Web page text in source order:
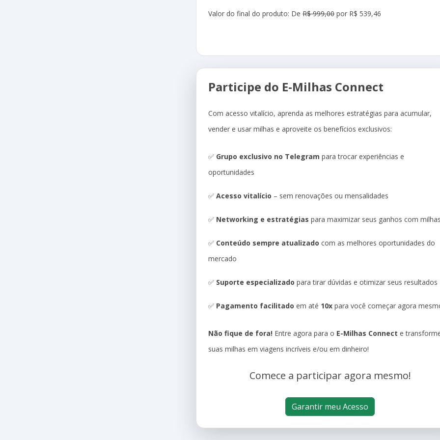
Valor do final do produto: De R$ 999,00 por R$ 539,46
Participe do E-Milhas Connect
Com acesso vitalício, aprenda as melhores estratégias para acumular,
vender e usar milhas e aproveite os benefícios exclusivos:
✅ Grupo exclusivo no Telegram para trocar experiências e
oportunidades
✅ Acesso vitalício – sem renovações ou mensalidades
✅ Networking e estratégias para maximizar seus ganhos com
✅ Conteúdo sempre atualizado com as melhores oportunidades do
mercado
✅ Suporte especializado para tirar dúvidas e otimizar seus resultados
✅ Pagamento facilitado em até 10x para você começar agora
Não fique de fora! Entre agora para o E-Milhas Connect e
suas milhas em viagens incríveis e/ou em dinheiro!
Comece a participar agora mesmo!
Garantir meu Acesso